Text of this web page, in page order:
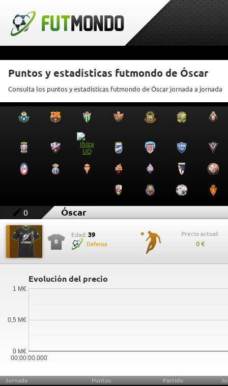
Puntos y estadísticas futmondo de Óscar
Consulta los puntos y estadísticas futmondo de Óscar jornada a jornada
0 Óscar
0
Edad: 39
Defensa
Precio actual:
0 €
Evolución del precio
00:00:00.000
0 M€
0,5 M€
1 M€
Jornada Puntos Partido